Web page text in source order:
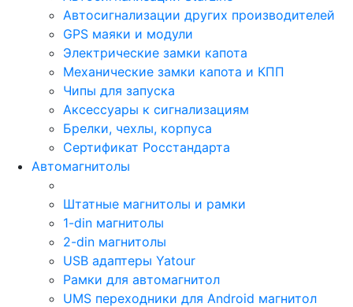
Автосигнализации других производителей
GPS маяки и модули
Электрические замки капота
Механические замки капота и КПП
Чипы для запуска
Аксессуары к сигнализациям
Брелки, чехлы, корпуса
Сертификат Росстандарта
Автомагнитолы
Штатные магнитолы и рамки
1-din магнитолы
2-din магнитолы
USB адаптеры Yatour
Рамки для автомагнитол
UMS переходники для Android магнитол